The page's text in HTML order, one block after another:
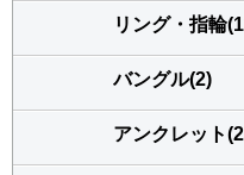
リング・指輪
バングル(2)
アンクレット